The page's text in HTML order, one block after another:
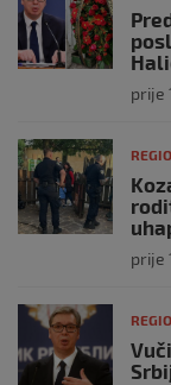
prije
prije